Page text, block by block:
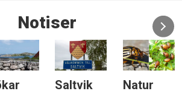
Notiser
Saltvik Natur